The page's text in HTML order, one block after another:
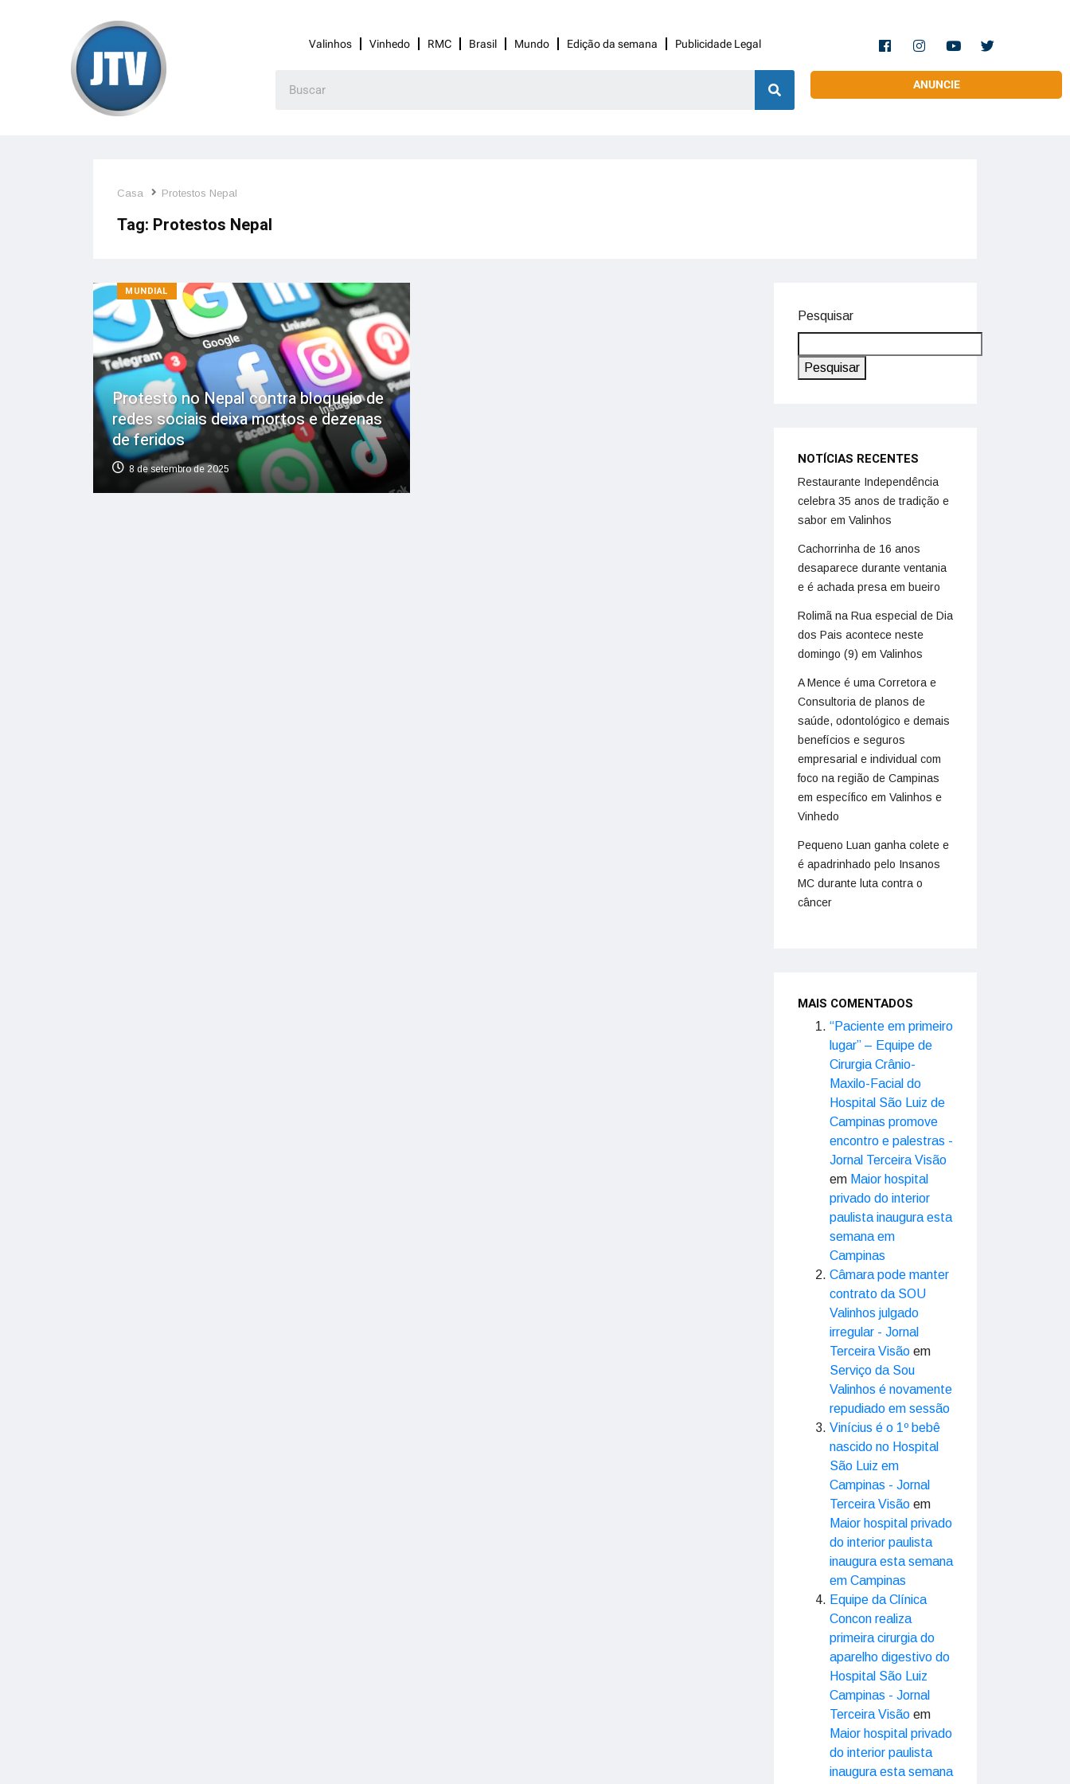
Valinhos Vinhedo RMC Brasil Mundo Edição da semana Publicidade Legal
ANUNCIE
Casa Protestos Nepal
Tag: Protestos Nepal
MUNDIAL
Protesto no Nepal contra bloqueio de
redes sociais deixa mortos e dezenas
de feridos
8 de setembro de 2025
Pesquisar
Pesquisar
NOTÍCIAS RECENTES
Restaurante Independência
celebra 35 anos de tradição e
sabor em Valinhos
Cachorrinha de 16 anos
desaparece durante ventania
e é achada presa em bueiro
Rolimã na Rua especial de Dia
dos Pais acontece neste
domingo (9) em Valinhos
A Mence é uma Corretora e
Consultoria de planos de
saúde, odontológico e demais
benefícios e seguros
empresarial e individual com
foco na região de Campinas
em específico em Valinhos e
Vinhedo
Pequeno Luan ganha colete e
é apadrinhado pelo Insanos
MC durante luta contra o
câncer
MAIS COMENTADOS
“Paciente em primeiro
lugar” – Equipe de
Cirurgia Crânio-
Maxilo-Facial do
Hospital São Luiz de
Campinas promove
encontro e palestras -
Jornal Terceira Visão
em Maior hospital
privado do interior
paulista inaugura esta
semana em
Campinas
Câmara pode manter
contrato da SOU
Valinhos julgado
irregular - Jornal
Terceira Visão em
Serviço da Sou
Valinhos é novamente
repudiado em sessão
Vinícius é o 1º bebê
nascido no Hospital
São Luiz em
Campinas - Jornal
Terceira Visão em
Maior hospital privado
do interior paulista
inaugura esta semana
em Campinas
Equipe da Clínica
Concon realiza
primeira cirurgia do
aparelho digestivo do
Hospital São Luiz
Campinas - Jornal
Terceira Visão em
Maior hospital privado
do interior paulista
inaugura esta semana